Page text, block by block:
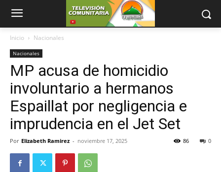
Inicio Nacionales
Nacionales
MP acusa de homicidio
involuntario a hermanos
Espaillat por negligencia e
imprudencia en el Jet Set
Por Elizabeth Ramirez - noviembre 17, 2025 0
86